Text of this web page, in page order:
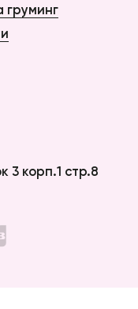
груминг
3 корп.1 стр.8